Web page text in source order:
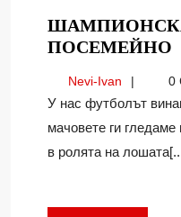
ПОСЕМЕЙНО
Nevi-IvanNevi-
Ivan
0
У нас футболът винаги е бил на почит и
мачовете ги
в ролята на